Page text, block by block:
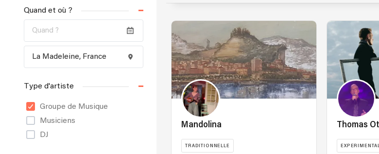
Quand et où ?
Type d'artiste
Groupe de Musique
Musiciens
DJ
Mandolina
TRADITIONNELLE
Thomas